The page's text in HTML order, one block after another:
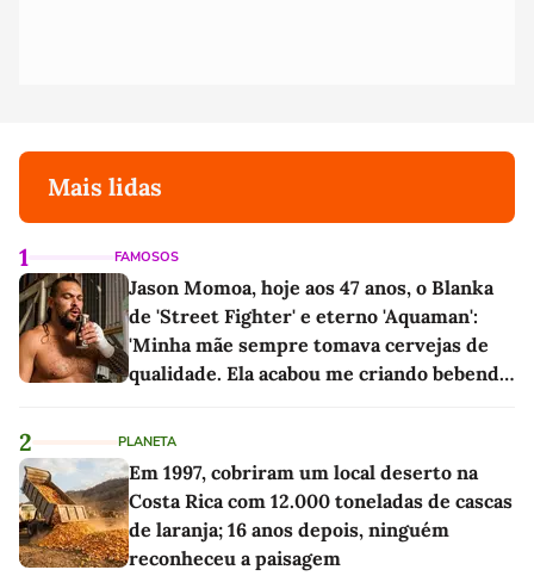
Mais lidas
1 FAMOSOS
Jason Momoa, hoje aos 47 anos, o Blanka
de 'Street Fighter' e eterno 'Aquaman':
'Minha mãe sempre tomava cervejas de
qualidade. Ela acabou me criando bebendo
2 PLANETA
Em 1997, cobriram um local deserto na
Costa Rica com 12.000 toneladas de cascas
de laranja; 16 anos depois, ninguém
reconheceu a paisagem